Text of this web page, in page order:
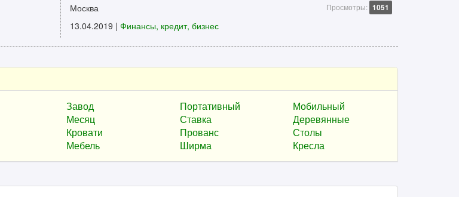
Москва
Просмотры: 1051
13.04.2019 | Финансы, кредит, бизнес
Завод Портативный
Мобильный
Месяц Ставка
Деревянные
Кровати Прованс
Столы
Мебель Ширма Кресла